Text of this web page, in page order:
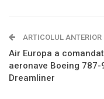
ARTICOLUL ANTERIOR
Air Europa a
aeronave Boeing 787-
Dreamliner